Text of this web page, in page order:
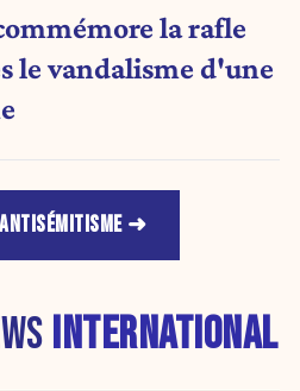
la rafle
le vandalisme d'une
INTERNATIONAL